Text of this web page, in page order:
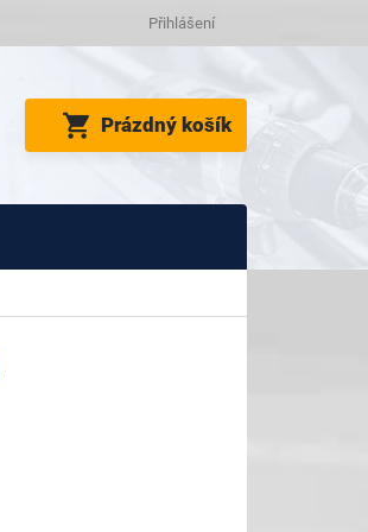
Přihlášení
NÁKUPNÍ
KOŠÍK
Prázdný košík